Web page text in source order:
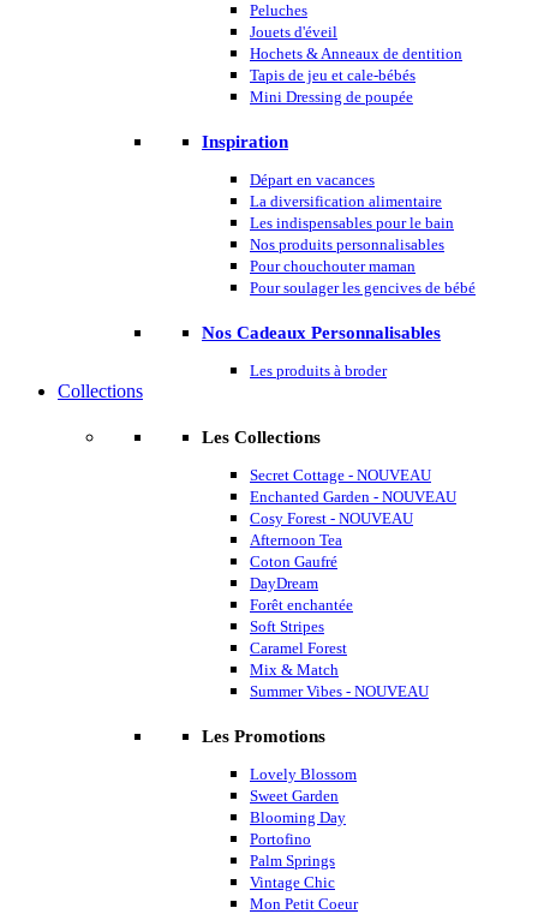
Peluches
Jouets d'éveil
Hochets & Anneaux de dentition
Tapis de jeu et cale-bébés
Mini Dressing de poupée
Inspiration
Départ en vacances
La diversification alimentaire
Les indispensables pour le bain
Nos produits personnalisables
Pour chouchouter maman
Pour soulager les gencives de bébé
Nos Cadeaux Personnalisables
Les produits à broder
Collections
Les Collections
Secret Cottage - NOUVEAU
Enchanted Garden - NOUVEAU
Cosy Forest - NOUVEAU
Afternoon Tea
Coton Gaufré
DayDream
Forêt enchantée
Soft Stripes
Caramel Forest
Mix & Match
Summer Vibes - NOUVEAU
Les Promotions
Lovely Blossom
Sweet Garden
Blooming Day
Portofino
Palm Springs
Vintage Chic
Mon Petit Coeur